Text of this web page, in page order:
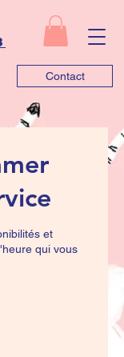
Contact
et
qui vous